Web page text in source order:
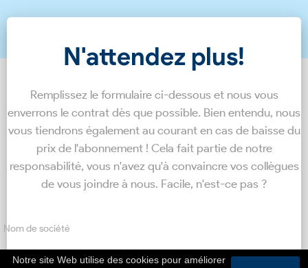
N'attendez plus!
Remplissez le formulaire ci-dessous et nous vous
enverrons le contrat dès que possible. Bien entendu, nous
vous tiendrons également au courant en cas de baisse du
prix de l'abonnement ! Cela fait partie de notre
responsabilité, vous n'avez qu'à convaincre vos collègues
de vous joindre à nous. Facile, n'est-ce pas ?
Nom de société
Notre site Web utilise des cookies pour améliorer